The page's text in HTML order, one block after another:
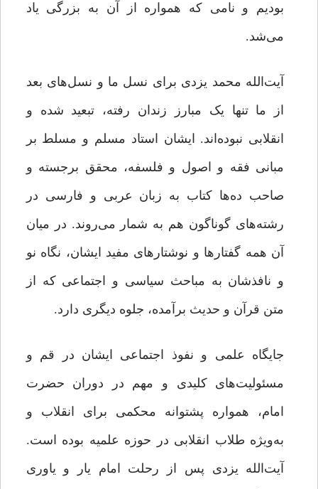
بودیم و نامی که همواره از آن به بزرگی یاد
می‌شد.
آیت‌الله محمد یزدی برای نسل ما و نسل‌های بعد
از ما تنها یک مبارز زندان رفته، تبعید شده و
انقلابی نبوده‌اند. ایشان استاد مسلم و مسلط بر
مبانی فقه و اصول و فلسفه، محقق برجسته و
صاحب ده‌ها کتاب به زبان عربی و فارسی در
رشته‌های گوناگون هم به شمار می‌روند. در میان
آن همه گفتارها و نوشتارهای مفید ایشان، نگاه نو
و نافذشان به مباحث سیاسی و اجتماعی که از
متن قرآن و حدیث برآمده، جلوه دیگری دارد.
جایگاه علمی و نفوذ اجتماعی ایشان در قم و
مسئولیت‌های کلیدی و مهم در دوران حضرت
امام، همواره پشتوانه محکمی برای انقلاب و
به‌ویژه طلاب انقلابی در حوزه علمیه بوده است.
آیت‌الله یزدی پس از رحلت امام یار و یاوری